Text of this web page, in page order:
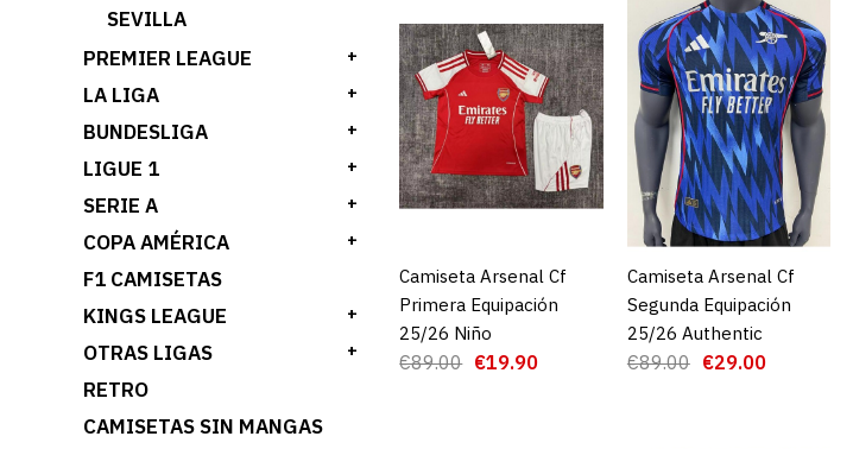
SEVILLA
PREMIER LEAGUE
+
LA LIGA +
BUNDESLIGA +
LIGUE 1 +
SERIE A +
COPA AMÉRICA +
F1 CAMISETAS
KINGS LEAGUE
+
OTRAS LIGAS +
RETRO
CAMISETAS SIN MANGAS
AGREGAR AL CARRO
Camiseta Arsenal Cf
Primera Equipación
25/26 Niño
€89.00 €19.90
AGREGAR AL CARRO
Camiseta Arsenal Cf
Segunda Equipación
25/26 Authentic
€89.00 €29.00